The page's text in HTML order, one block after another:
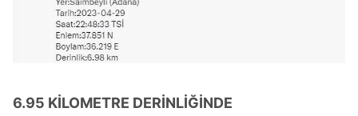
6.95 KİLOMETRE DERİNLİĞİNDE